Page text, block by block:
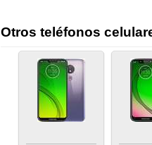
Otros teléfonos